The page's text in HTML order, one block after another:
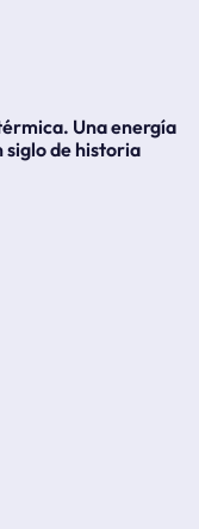
Una energía
siglo de historia